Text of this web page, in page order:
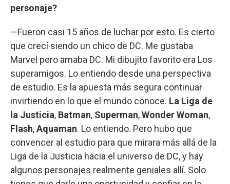
personaje?
—Fueron casi 15 años de luchar por esto. Es cierto
que crecí siendo un chico de DC. Me gustaba
Marvel pero amaba DC. Mi dibujito favorito era Los
superamigos. Lo entiendo desde una perspectiva
de estudio. Es la apuesta más segura continuar
invirtiendo en lo que el mundo conoce. La Liga de
la Justicia, Batman, Superman,Wonder Woman,
Flash,Aquaman. Lo entiendo. Pero hubo que
convencer al estudio para que mirara más allá de la
Liga de la Justicia hacia el universo de DC, y hay
algunos personajes realmente geniales allí. Solo